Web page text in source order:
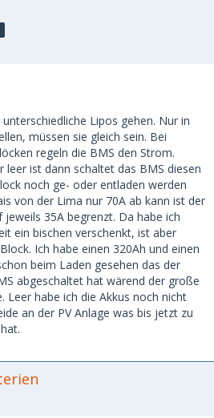
Lipos gehen. Nur in
müssen sie gleich sein. Bei
regeln die BMS den Strom.
leer ist dann schaltet das BMS diesen
noch ge- oder entladen werden
von der Lima nur 70A ab kann ist der
35A begrenzt. Da habe ich
ein bischen verschenkt, ist aber
Ich habe einen 320Ah und einen
beim Laden gesehen das der
abgeschaltet hat wärend der große
Leer habe ich die Akkus noch nicht
an der PV Anlage was bis jetzt zu